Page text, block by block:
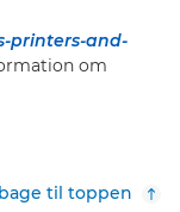
printers-and-
om
til toppen